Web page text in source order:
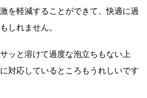
を軽減することができて、快適に過
しれません。
ッと溶けて過度な泡立ちもない上
対応しているところもうれしいです